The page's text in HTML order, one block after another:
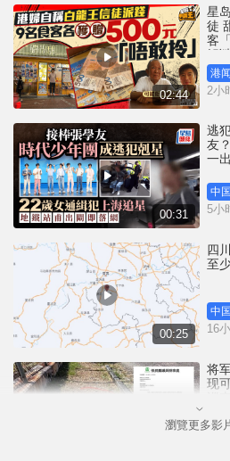
02:44
星
徒
客
解
港闻
2小
00:31
逃
友
一
中国
5小
00:25
四
至
中国
16
将
现
港
瀏覽更多影